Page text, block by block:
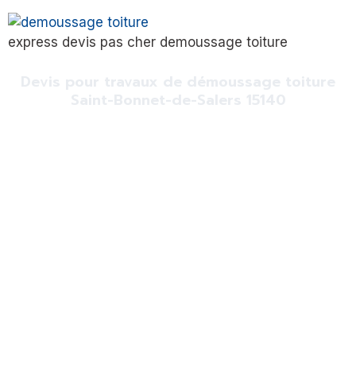
express devis pas cher demoussage toiture